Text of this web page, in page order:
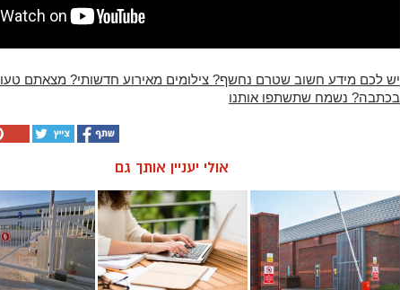
יש לכם מידע חשוב שטרם נחשף? צילומים מאירוע חדשותי? מצאתם
בכתבה? נשמח שתשתפו אותנו
אולי יעניין אותך גם